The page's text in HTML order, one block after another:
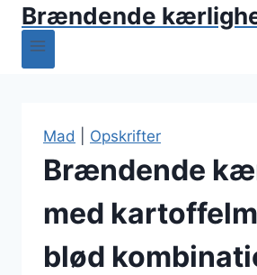
Brændende
Mad Opskrifter
Brændende
med
blød